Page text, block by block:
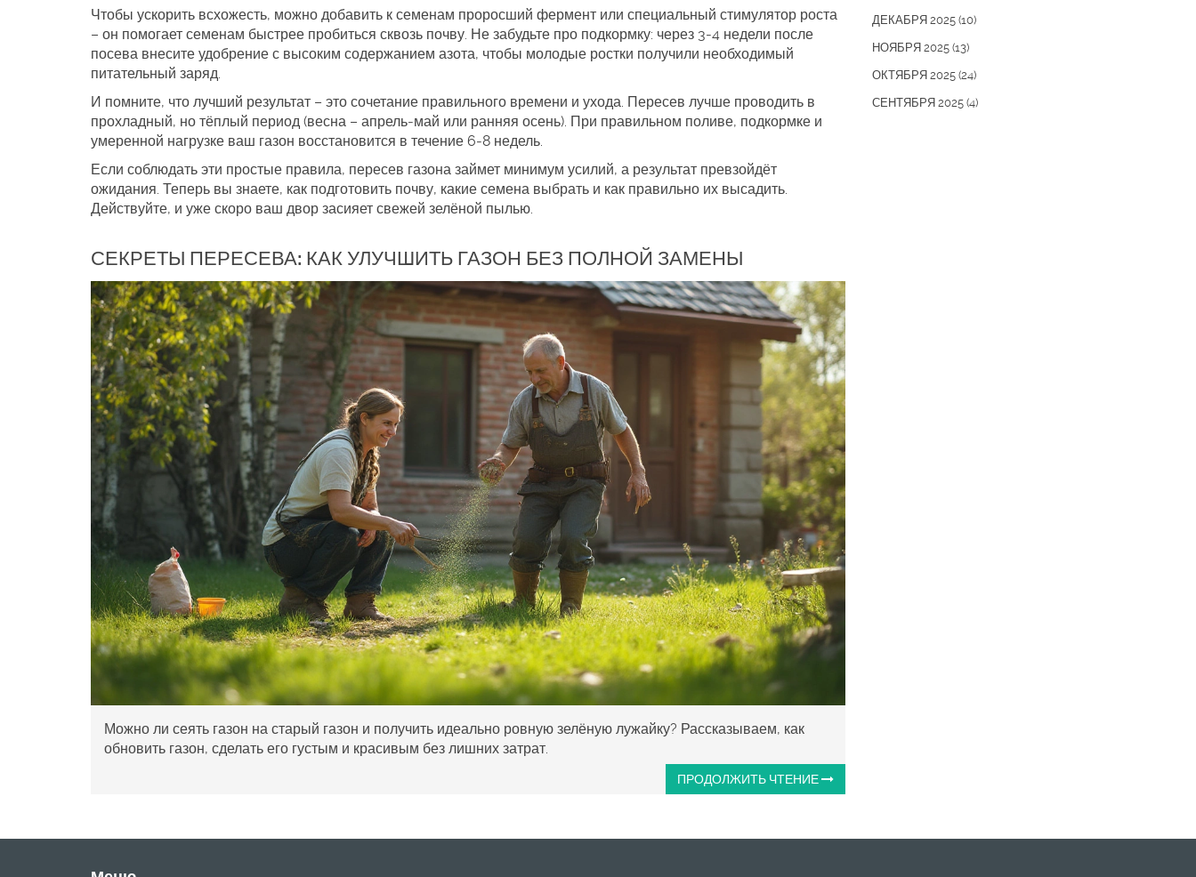
Чтобы ускорить всхожесть, можно добавить к семенам проросший фермент или специальный стимулятор роста
– он помогает семенам быстрее пробиться сквозь почву. Не забудьте про подкормку: через 3‑4 недели после
посева внесите удобрение с высоким содержанием азота, чтобы молодые ростки получили необходимый
питательный заряд.
И помните, что лучший результат – это сочетание правильного времени и ухода. Пересев лучше проводить в
прохладный, но тёплый период (весна – апрель‑май или ранняя осень). При правильном поливе, подкормке и
умеренной нагрузке ваш газон восстановится в течение 6‑8 недель.
Если соблюдать эти простые правила, пересев газона займет минимум усилий, а результат превзойдёт
ожидания. Теперь вы знаете, как подготовить почву, какие семена выбрать и как правильно их высадить.
Действуйте, и уже скоро ваш двор засияет свежей зелёной пылью.
СЕКРЕТЫ ПЕРЕСЕВА: КАК УЛУЧШИТЬ ГАЗОН БЕЗ ПОЛНОЙ ЗАМЕНЫ
Можно ли сеять газон на старый газон и получить идеально ровную зелёную лужайку? Рассказываем, как
обновить газон, сделать его густым и красивым без лишних затрат.
ПРОДОЛЖИТЬ ЧТЕНИЕ
ДЕКАБРЯ 2025 (10)
НОЯБРЯ 2025 (13)
ОКТЯБРЯ 2025 (24)
СЕНТЯБРЯ 2025 (4)